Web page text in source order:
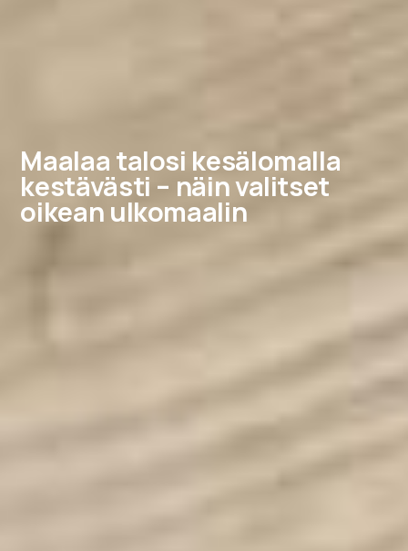
Maalaa talosi kesälomalla
kestävästi – näin valitset
oikean ulkomaalin